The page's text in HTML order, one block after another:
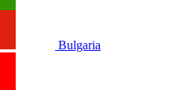
Bulgaria